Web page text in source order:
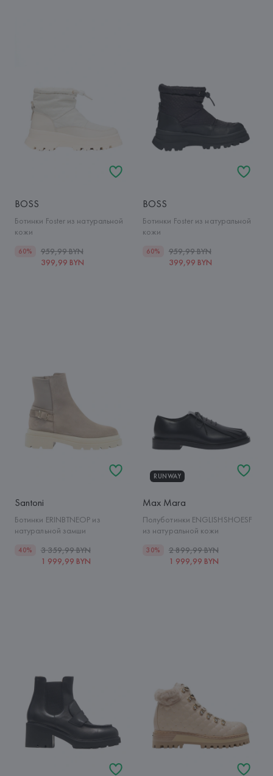
BOSS
Ботинки Foster из натуральной
кожи
60%
959,99 BYN
399,99 BYN
BOSS
Ботинки Foster из натуральной
кожи
60%
959,99 BYN
399,99 BYN
Santoni
Ботинки ERINBTNEOP из
натуральной замши
40%
3 359,99 BYN
1 999,99 BYN
RUNWAY
Max Mara
Полуботинки ENGLISHSHOESF
из натуральной кожи
30%
2 899,99 BYN
1 999,99 BYN